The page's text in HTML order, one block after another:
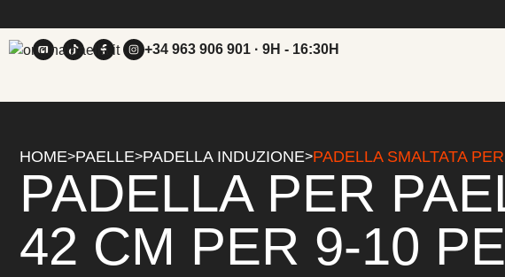
+34 963 906 901· 9H - 16:30H
HOME>PAELLE>PADELLA INDUZIONE>PADELLA SMALTATA
PADELLA PER
42 CM PER 9-10